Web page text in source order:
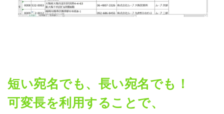
短い宛名でも、長い宛名でも！
可変長を利用することで、